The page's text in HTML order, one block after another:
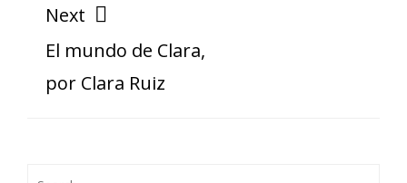
Next
El mundo de Clara,
por Clara Ruiz